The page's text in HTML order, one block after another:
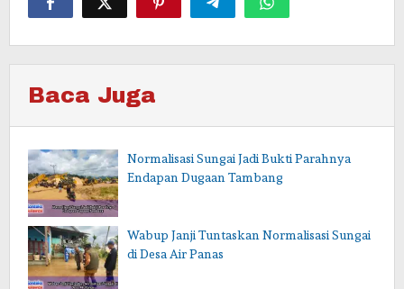
Baca Juga
Normalisasi Sungai Jadi Bukti Parahnya
Endapan Dugaan Tambang
Wabup Janji Tuntaskan Normalisasi Sungai
di Desa Air Panas